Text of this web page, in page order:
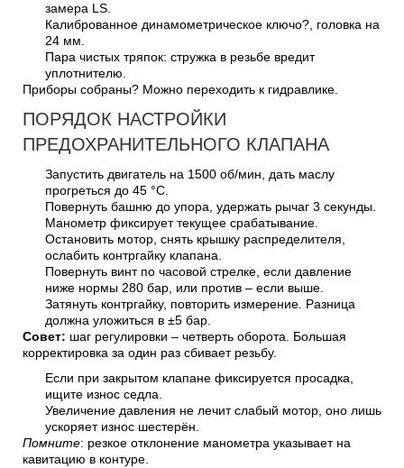
замера LS.
Калиброванное динамометрическое ключо?, головка на
24 мм.
Пара чистых тряпок: стружка в резьбе вредит
уплотнителю.
Приборы собраны? Можно переходить к гидравлике.
ПОРЯДОК НАСТРОЙКИ
ПРЕДОХРАНИТЕЛЬНОГО КЛАПАНА
Запустить двигатель на 1500 об/мин, дать маслу
прогреться до 45 °С.
Повернуть башню до упора, удержать рычаг 3 секунды.
Манометр фиксирует текущее срабатывание.
Остановить мотор, снять крышку распределителя,
ослабить контргайку клапана.
Повернуть винт по часовой стрелке, если давление
ниже нормы 280 бар, или против – если выше.
Затянуть контргайку, повторить измерение. Разница
должна уложиться в ±5 бар.
Совет: шаг регулировки – четверть оборота. Большая
корректировка за один раз сбивает резьбу.
Если при закрытом клапане фиксируется просадка,
ищите износ седла.
Увеличение давления не лечит слабый мотор, оно лишь
ускоряет износ шестерён.
Помните: резкое отклонение манометра указывает на
кавитацию в контуре.